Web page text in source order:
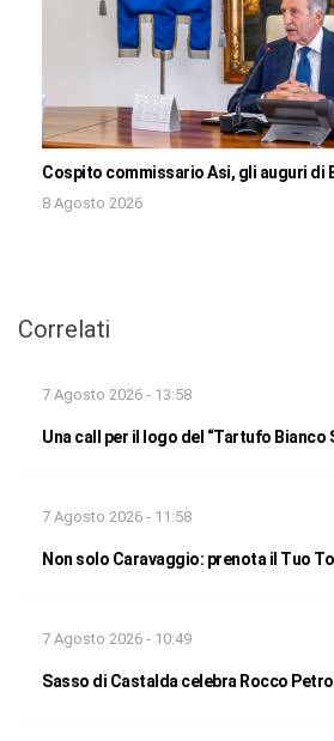
Cospito commissario Asi, gli auguri di
8 Agosto 2026
Correlati
7 Agosto 2026 - 13:58
Una call per il logo del “Tartufo Bianco
7 Agosto 2026 - 11:58
Non solo Caravaggio: prenota il Tuo
7 Agosto 2026 - 10:49
Sasso di Castalda celebra Rocco